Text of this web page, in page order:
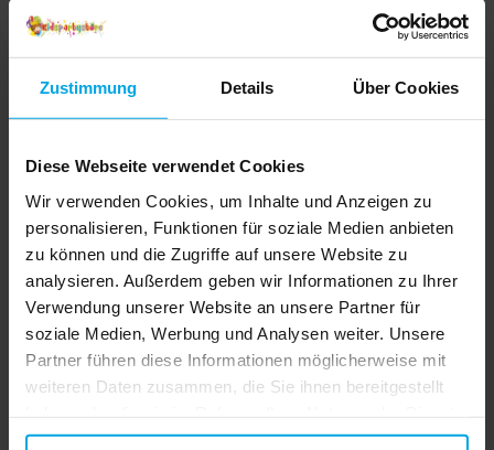
Zustimmung Details Über Cookies
Diese Webseite verwendet Cookies
Wir verwenden Cookies, um Inhalte und Anzeigen zu
personalisieren, Funktionen für soziale Medien anbieten
zu können und die Zugriffe auf unsere Website zu
analysieren. Außerdem geben wir Informationen zu Ihrer
Verwendung unserer Website an unsere Partner für
soziale Medien, Werbung und Analysen weiter. Unsere
Partner führen diese Informationen möglicherweise mit
weiteren Daten zusammen, die Sie ihnen bereitgestellt
gesammelt haben. Ihre Einwilligung können Sie jederzeit.